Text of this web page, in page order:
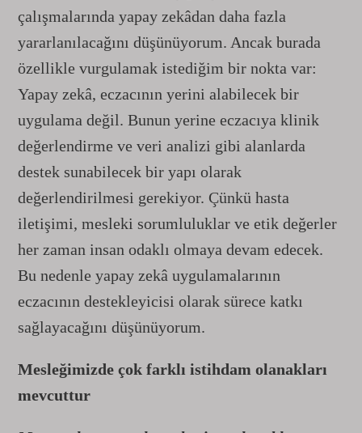
çalışmalarında yapay zekâdan daha fazla
yararlanılacağını düşünüyorum. Ancak burada
özellikle vurgulamak istediğim bir nokta var:
Yapay zekâ, eczacının yerini alabilecek bir
uygulama değil. Bunun yerine eczacıya klinik
değerlendirme ve veri analizi gibi alanlarda
destek sunabilecek bir yapı olarak
değerlendirilmesi gerekiyor. Çünkü hasta
iletişimi, mesleki sorumluluklar ve etik değerler
her zaman insan odaklı olmaya devam edecek.
Bu nedenle yapay zekâ uygulamalarının
eczacının destekleyicisi olarak sürece katkı
sağlayacağını düşünüyorum.
Mesleğimizde çok farklı istihdam olanakları
mevcuttur